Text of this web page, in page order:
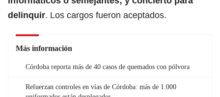
delinquir. Los cargos fueron aceptados.
Más información
Córdoba reporta más de 40 casos de quemados con pólvora
Refuerzan controles en vías de Córdoba: más de 1.000